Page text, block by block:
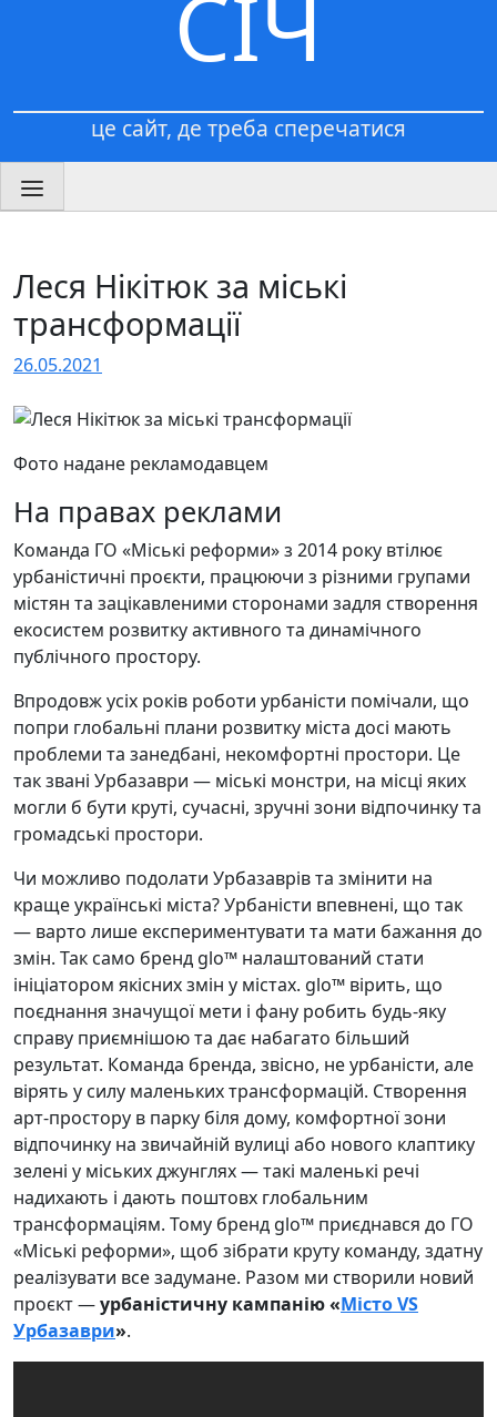
СІЧ
це сайт, де треба сперечатися
Леся Нікітюк за міські
трансформації
26.05.2021
Фото надане рекламодавцем
На правах реклами
Команда ГО «Міські реформи» з 2014 року втілює
урбаністичні проєкти, працюючи з різними групами
містян та зацікавленими сторонами задля створення
екосистем розвитку активного та динамічного
публічного простору.
Впродовж усіх років роботи урбаністи помічали, що
попри глобальні плани розвитку міста досі мають
проблеми та занедбані, некомфортні простори. Це
так звані Урбазаври — міські монстри, на місці яких
могли б бути круті, сучасні, зручні зони відпочинку та
громадські простори.
Чи можливо подолати Урбазаврів та змінити на
краще українські міста? Урбаністи впевнені, що так
— варто лише експериментувати та мати бажання до
змін. Так само бренд glo™ налаштований стати
ініціатором якісних змін у містах. glo™ вірить, що
поєднання значущої мети і фану робить будь-яку
справу приємнішою та дає набагато більший
результат. Команда бренда, звісно, не урбаністи, але
вірять у силу маленьких трансформацій. Створення
арт-простору в парку біля дому, комфортної зони
відпочинку на звичайній вулиці або нового клаптику
зелені у міських джунглях — такі маленькі речі
надихають і дають поштовх глобальним
трансформаціям. Тому бренд glo™ приєднався до ГО
«Міські реформи», щоб зібрати круту команду, здатну
реалізувати все задумане. Разом ми створили новий
проєкт —урбаністичну кампанію «Місто VS
Урбазаври».